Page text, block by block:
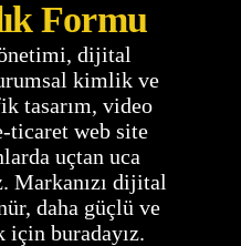
Formu
dijital
kimlik ve
tasarım, video
ticaret web site
uçtan uca
Markanızı dijital
daha güçlü ve
için buradayız.